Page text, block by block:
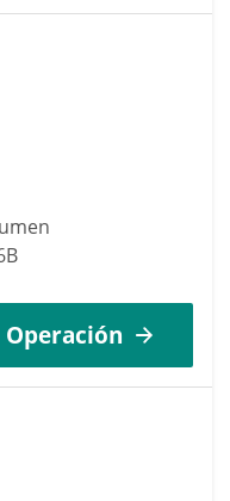
Operación